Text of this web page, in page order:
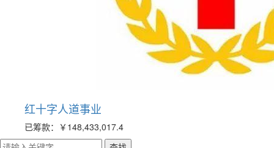
红十字人道事业
已筹款： ￥148,433,017.4